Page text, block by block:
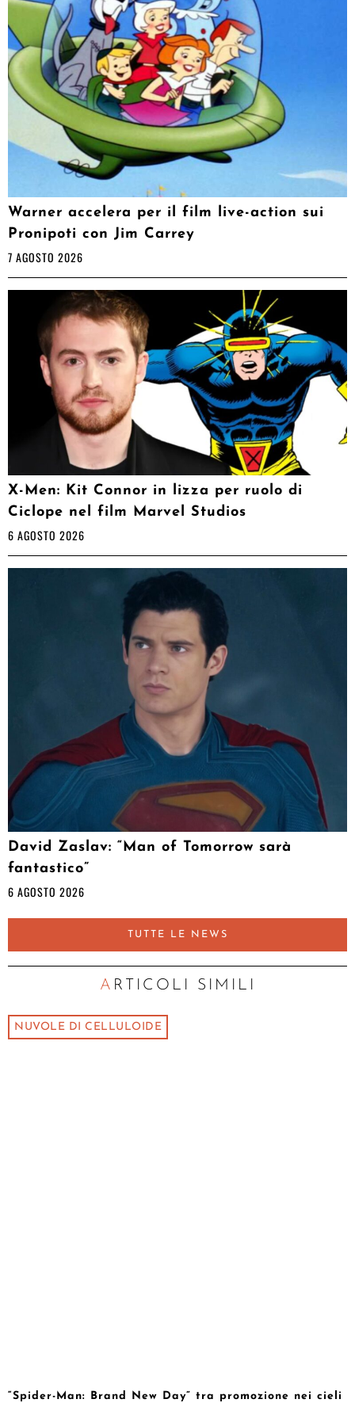
Warner accelera per il film live-action sui
Pronipoti con Jim Carrey
7 AGOSTO 2026
X-Men: Kit Connor in lizza per ruolo di
Ciclope nel film Marvel Studios
6 AGOSTO 2026
David Zaslav: “Man of Tomorrow sarà
fantastico”
6 AGOSTO 2026
TUTTE LE NEWS
ARTICOLI SIMILI
NUVOLE DI CELLULOIDE
“Spider-Man: Brand New Day” tra promozione nei cieli